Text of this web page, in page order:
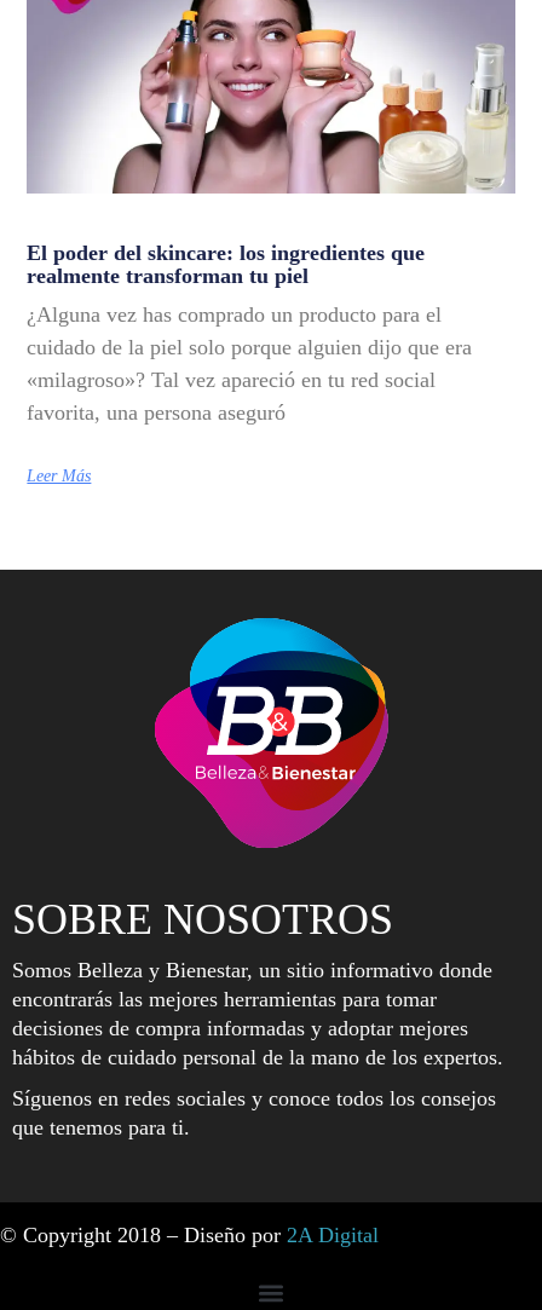
El poder del skincare: los ingredientes que
realmente transforman tu piel
¿Alguna vez has comprado un producto para el
cuidado de la piel solo porque alguien dijo que era
«milagroso»? Tal vez apareció en tu red social
favorita, una persona aseguró
Leer Más
SOBRE NOSOTROS
Somos Belleza y Bienestar, un sitio informativo donde
encontrarás las mejores herramientas para tomar
decisiones de compra informadas y adoptar mejores
hábitos de cuidado personal de la mano de los expertos.
Síguenos en redes sociales y conoce todos los consejos
que tenemos para ti.
© Copyright 2018 – Diseño por 2A Digital